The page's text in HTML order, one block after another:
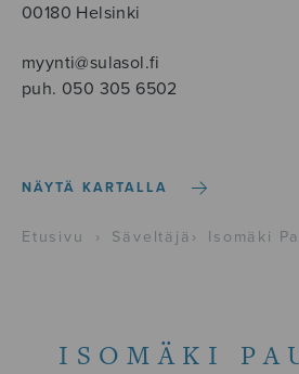
00180 Helsinki
myynti@sulasol.fi
puh. 050 305 6502
NÄYTÄ KARTALLA
Etusivu › Säveltäjä › Isomäki
ISOMÄKI